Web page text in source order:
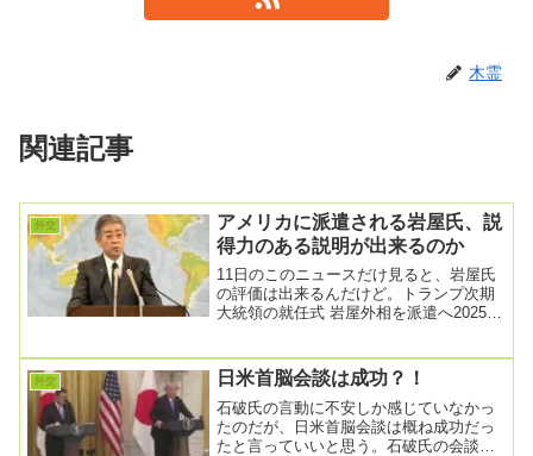
木霊
関連記事
外交
アメリカに派遣される岩屋氏、説
得力のある説明が出来るのか
11日のこのニュースだけ見ると、岩屋氏
の評価は出来るんだけど。トランプ次期
大統領の就任式 岩屋外相を派遣へ2025年
外交 日米首脳会談は成功？！
石破氏の言動に不安しか感じていなかっ
たのだが、日米首脳会談は概ね成功だっ
たと言っていいと思う。石破氏の会談も